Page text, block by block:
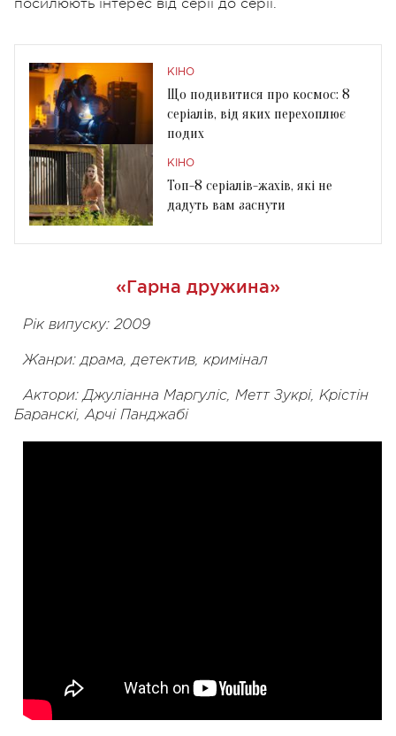
посилюють інтерес від серії до серії.
КІНО
Що подивитися про космос: 8
серіалів, від яких перехоплює
подих
КІНО
Топ-8 серіалів-жахів, які не
дадуть вам заснути
«Гарна дружина»
Рік випуску: 2009
Жанри: драма, детектив, кримінал
Актори: Джуліанна Маргуліс, Метт Зукрі, Крістін
Баранскі, Арчі Панджабі